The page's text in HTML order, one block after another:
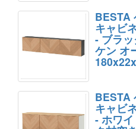
BESTA
キャビ
- ブラ
ケン オ
BESTA
キャビ
- ホワ